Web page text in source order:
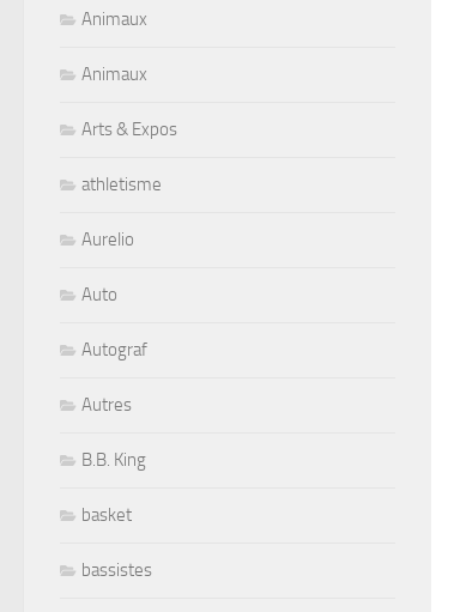
Animaux
Animaux
Arts & Expos
athletisme
Aurelio
Auto
Autograf
Autres
B.B. King
basket
bassistes